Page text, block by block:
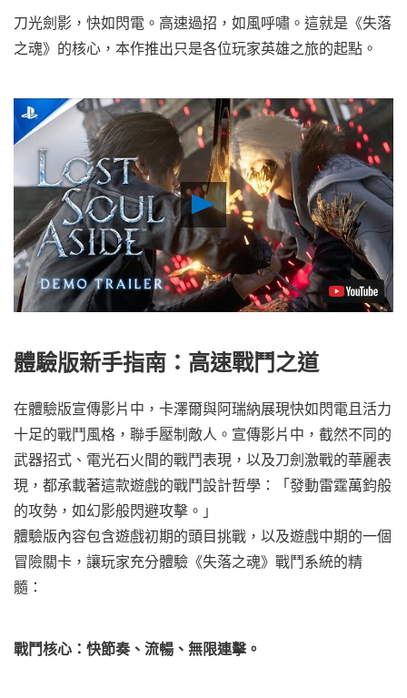
刀光劍影，快如閃電。高速過招，如風呼嘯。這就是《失落
之魂》的核心，本作推出只是各位玩家英雄之旅的起點。
Play
Video
體驗版新手指南：高速戰鬥之道
在體驗版宣傳影片中，卡澤爾與阿瑞納展現快如閃電且活力
十足的戰鬥風格，聯手壓制敵人。宣傳影片中，截然不同的
武器招式、電光石火間的戰鬥表現，以及刀劍激戰的華麗表
現，都承載著這款遊戲的戰鬥設計哲學：「發動雷霆萬鈞般
的攻勢，如幻影般閃避攻擊。」
體驗版內容包含遊戲初期的頭目挑戰，以及遊戲中期的一個
冒險關卡，讓玩家充分體驗《失落之魂》戰鬥系統的精
髓：
戰鬥核心：快節奏、流暢、無限連擊。